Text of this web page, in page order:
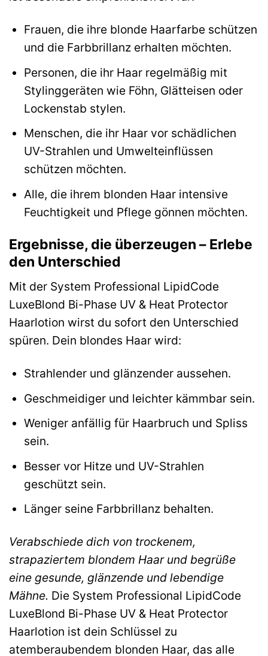
Frauen, die ihre blonde Haarfarbe schützen
und die Farbbrillanz erhalten möchten.
Personen, die ihr Haar regelmäßig mit
Stylinggeräten wie Föhn, Glätteisen oder
Lockenstab stylen.
Menschen, die ihr Haar vor schädlichen
UV-Strahlen und Umwelteinflüssen
schützen möchten.
Alle, die ihrem blonden Haar intensive
Feuchtigkeit und Pflege gönnen möchten.
Ergebnisse, die überzeugen – Erlebe
den Unterschied
Mit der System Professional LipidCode
LuxeBlond Bi-Phase UV & Heat Protector
Haarlotion wirst du sofort den Unterschied
spüren. Dein blondes Haar wird:
Strahlender und glänzender aussehen.
Geschmeidiger und leichter kämmbar sein.
Weniger anfällig für Haarbruch und Spliss
sein.
Besser vor Hitze und UV-Strahlen
geschützt sein.
Länger seine Farbbrillanz behalten.
Verabschiede dich von trockenem,
strapaziertem blondem Haar und begrüße
eine gesunde, glänzende und lebendige
Mähne. Die System Professional LipidCode
LuxeBlond Bi-Phase UV & Heat Protector
Haarlotion ist dein Schlüssel zu
atemberaubendem blonden Haar, das alle